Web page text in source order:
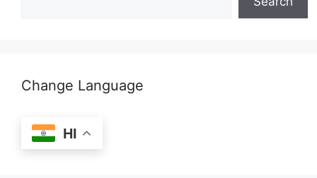
Change Language
HI